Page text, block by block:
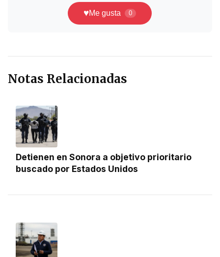
♥Me gusta 0
Notas Relacionadas
Detienen en Sonora a objetivo prioritario
buscado por Estados Unidos